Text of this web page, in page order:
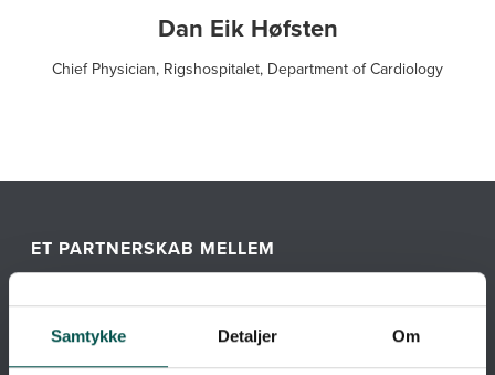
Samtykke Detaljer Om
Dan Eik Høfsten
Chief Physician, Rigshospitalet, Department of Cardiology
ET PARTNERSKAB MELLEM